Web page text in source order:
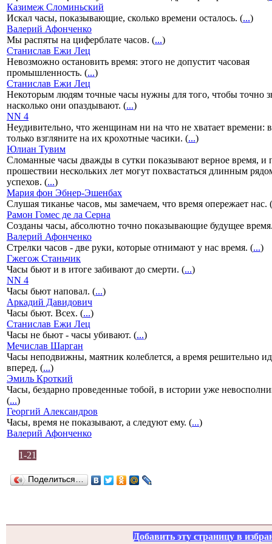
Казимеж Сломиньский
Искал часы, показывающие, сколько времени осталось. (...)
Валерий Афонченко
Мы распяты на циферблате часов. (...)
Станислав Ежи Лец
Невозможно остановить время: этого не допустит часовая
промышленность. (...)
Станислав Ежи Лец
Некоторым людям точные часы нужны для того, чтобы точно
насколько они опаздывают. (...)
NN 4
Неудивительно, что женщинам ни на что не хватает времени:
только взгляните на их крохотные часики. (...)
Юлиан Тувим
Сломанные часы дважды в сутки показывают верное время, и
прошествии нескольких лет могут похвастаться длинным
успехов. (...)
Мария фон Эбнер-Эшенбах
Слушая тиканье часов, мы замечаем, что время опережает нас. (
Рамон Гомес де ла Серна
Созданы часы, абсолютно точно показывающие будущее
Валерий Афонченко
Стрелки часов - две руки, которые отнимают у нас время. (...)
Гжегож Станьчик
Часы бьют и в итоге забивают до смерти. (...)
NN 4
Часы бьют наповал. (...)
Аркадий Давидович
Часы бьют. Всех. (...)
Станислав Ежи Лец
Часы не бьют - часы убивают. (...)
Мечислав Шарган
Часы неподвижны, маятник колеблется, а время решительно
вперед. (...)
Эмиль Кроткий
Часы, бездарно проведенные тобой, в истории уже
(...)
Георгий Александров
Часы, время не показывают, а следуют ему. (...)
Валерий Афонченко
1-21
Поделиться…
Добавить эту страницу в